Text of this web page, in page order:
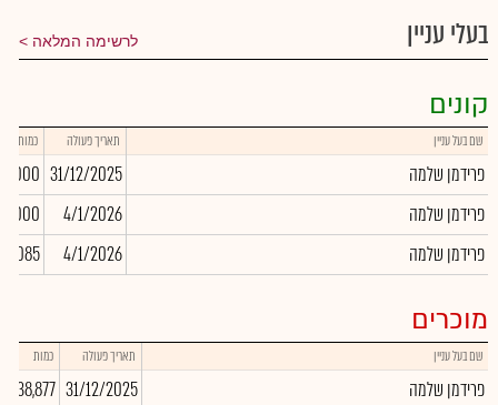
בעלי עניין לרשימה המלאה
קונים
שם בעל עניין תאריך פעולה כמות
פרידמן שלמה 31/12/2025
פרידמן שלמה
4/1/2026
פרידמן שלמה
4/1/2026
מוכרים
שם בעל עניין תאריך פעולה כמות
פרידמן שלמה 31/12/2025
-38,877